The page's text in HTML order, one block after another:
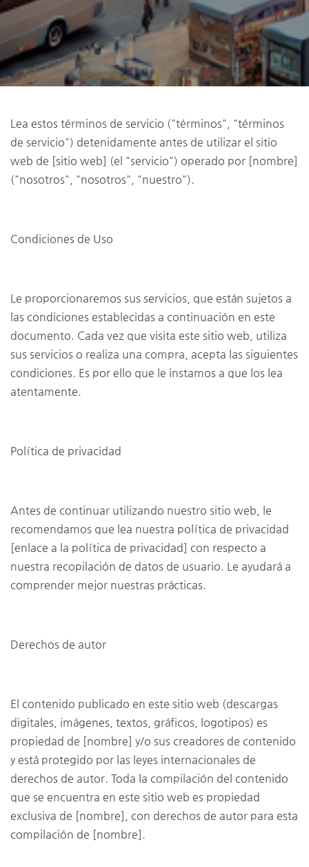
Lea estos términos de servicio ("términos", "términos
de servicio") detenidamente antes de utilizar el sitio
web de [sitio web] (el "servicio") operado por [nombre]
("nosotros", "nosotros", "nuestro").
Condiciones de Uso
Le proporcionaremos sus servicios, que están sujetos a
las condiciones establecidas a continuación en este
documento. Cada vez que visita este sitio web, utiliza
sus servicios o realiza una compra, acepta las siguientes
condiciones. Es por ello que le instamos a que los lea
atentamente.
Política de privacidad
Antes de continuar utilizando nuestro sitio web, le
recomendamos que lea nuestra política de privacidad
[enlace a la política de privacidad] con respecto a
nuestra recopilación de datos de usuario. Le ayudará a
comprender mejor nuestras prácticas.
Derechos de autor
El contenido publicado en este sitio web (descargas
digitales, imágenes, textos, gráficos, logotipos) es
propiedad de [nombre] y/o sus creadores de contenido
y está protegido por las leyes internacionales de
derechos de autor. Toda la compilación del contenido
que se encuentra en este sitio web es propiedad
exclusiva de [nombre], con derechos de autor para esta
compilación de [nombre].